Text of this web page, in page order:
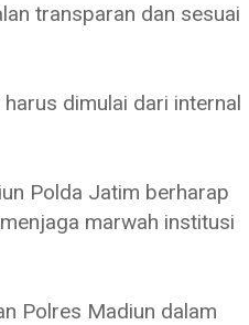
transparan dan sesuai
dimulai dari internal
Polda Jatim berharap
marwah institusi
Polres Madiun dalam